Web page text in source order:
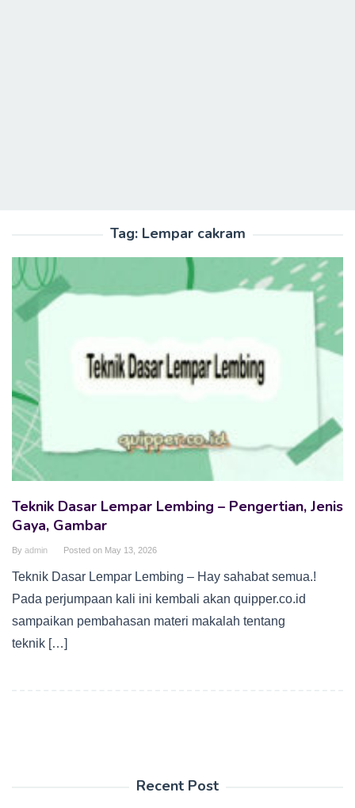
Tag: Lempar cakram
Teknik Dasar Lempar Lembing – Pengertian, Jenis
Gaya, Gambar
By admin Posted on May 13, 2026
Teknik Dasar Lempar Lembing – Hay sahabat semua.!
Pada perjumpaan kali ini kembali akan quipper.co.id
sampaikan pembahasan materi makalah tentang
teknik […]
Recent Post